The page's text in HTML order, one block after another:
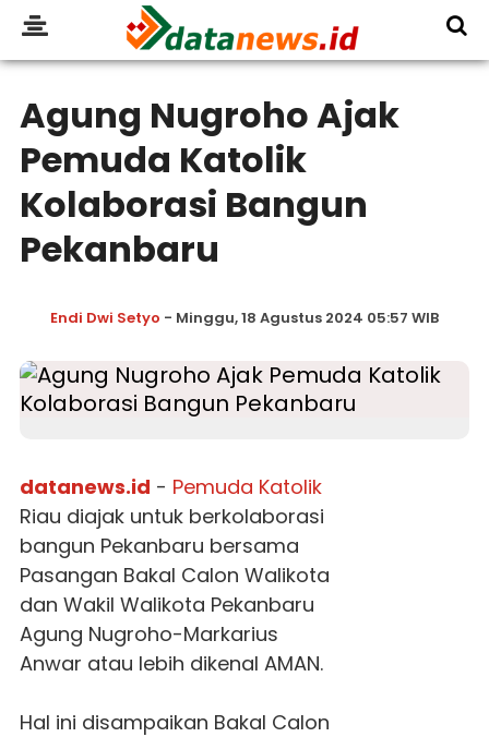
Agung Nugroho Ajak
Pemuda Katolik
Kolaborasi Bangun
Pekanbaru
Endi Dwi Setyo - Minggu, 18 Agustus 2024 05:57 WIB
datanews.id - Pemuda Katolik
Riau diajak untuk berkolaborasi
bangun Pekanbaru bersama
Pasangan Bakal Calon Walikota
dan Wakil Walikota Pekanbaru
Agung Nugroho-Markarius
Anwar atau lebih dikenal AMAN.
Hal ini disampaikan Bakal Calon